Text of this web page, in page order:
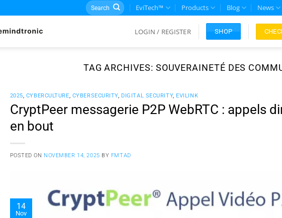
Search
for:
EviTech™ Products Blog News
LOGIN / REGISTER SHOP
TAG ARCHIVES: SOUVERAINETÉ DES
2025, CYBERCULTURE, CYBERSECURITY, DIGITAL SECURITY, EVILINK
CryptPeer messagerie P2P WebRTC : appels
en bout
POSTED ON NOVEMBER 14, 2025 BY FMTAD
14
Nov